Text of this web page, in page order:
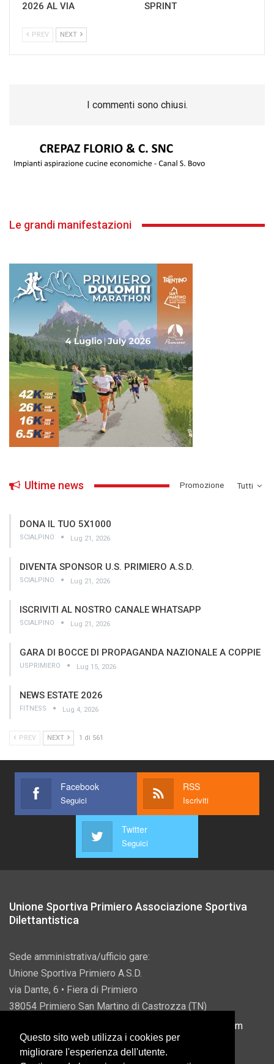
2026 AL VIA
SPRINT
PREV NEXT
I commenti sono chiusi.
Le grandi manifestazioni
Tutti
Ultime news ­Promozione
DONA IL TUO 5X1000
SCIALPINO Lug 21, 2026
DIVENTA SPONSOR U.S. PRIMIERO A.S.D.
SCIALPINO Lug 21, 2026
ISCRIVITI AL NOSTRO CANALE WHATSAPP
SCIALPINO Lug 21, 2026
GARA DI BOCCE DI PROPAGANDA NAZIONALE A COPPIE
USPRIMIERO Lug 15, 2026
NEWS ESTATE 2026
FITNESS Lug 4, 2026
PREV NEXT 1 di 561
Facebook
Seguici
RSS
Iscriviti
Twitter
Seguici
Unione Sportiva Primiero Associazione Sportiva
Dilettantistica
Sede amministrativa/ufficio gare:
Unione Sportiva Primiero A.S.D.
via Dante, 6 • Fiera di Primiero
38054 Primiero San Martino di Castrozza (TN)
info@usprimiero.com
Questo sito web utilizza i cookies per
migliorare l'esperienza dell'utente.